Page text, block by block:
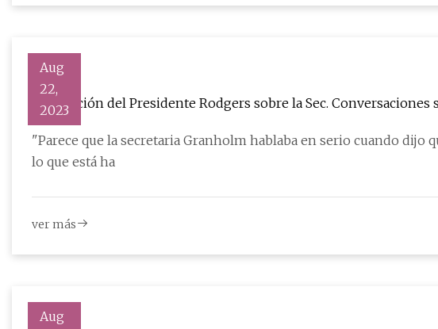
Aug
22,
2023
Declaración del Presidente Rodgers sobre la Sec. Conversaciones secretas de Granholm con un alto
funcionario de energía del PCC
"Parece que la secretaria Granholm hablaba en serio cuando dijo
lo que está ha
ver más
Aug